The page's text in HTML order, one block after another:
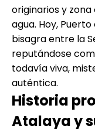
originarios y
agua. Hoy,
bisagra entre la
reputándose
todavía viva,
auténtica.
Historia
Atalaya y